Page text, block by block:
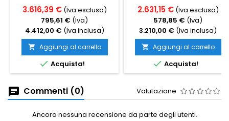
3.616,39 € (Iva esclusa)
795,61 € (Iva)
4.412,00 € (Iva inclusa)
 Aggiungi al carrello
 Acquista!
2.631,15 € (Iva esclusa)
578,85 € (Iva)
3.210,00 € (Iva inclusa)
 Aggiungi al carrello
 Acquista!
Commenti (0) Valutazione
Ancora nessuna recensione da parte degli utenti.